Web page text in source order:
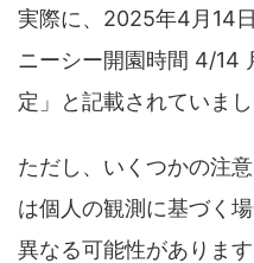
実際に、2025年4月14
ニーシー開園時間 4/14
定」と記載されていまし
ただし、いくつかの注
は個人の観測に基づく
異なる可能性があります